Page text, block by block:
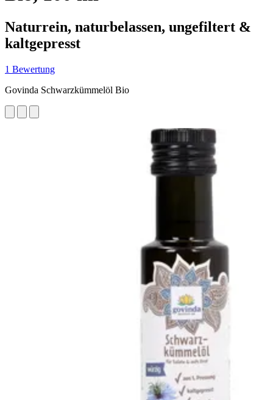
Naturrein, naturbelassen, ungefiltert &
kaltgepresst
1 Bewertung
Govinda Schwarzkümmelöl Bio